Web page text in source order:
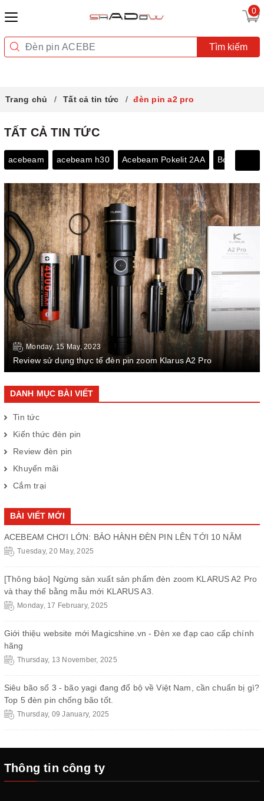
0
Tìm kiếm
Trang chủ Tất cả tin tức đèn pin a2 pro
TẤT CẢ TIN TỨC
acebeam acebeam h30 Acebeam Pokelit 2AA Bóng đèn
Monday, 15 May, 2023
Review sử dụng thực tế đèn pin zoom Klarus A2 Pro
DANH MỤC BÀI VIẾT
Tin tức
Kiến thức đèn pin
Review đèn pin
Khuyến mãi
Cắm trại
BÀI VIẾT MỚI
ACEBEAM CHƠI LỚN: BẢO HÀNH ĐÈN PIN LÊN TỚI 10 NĂM
Tuesday, 20 May, 2025
[Thông báo] Ngừng sản xuất sản phẩm đèn zoom KLARUS A2 Pro
và thay thế bằng mẫu mới KLARUS A3.
Monday, 17 February, 2025
Giới thiệu website mới Magicshine.vn - Đèn xe đạp cao cấp chính
hãng
Thursday, 13 November, 2025
Siêu bão số 3 - bão yagi đang đổ bộ về Việt Nam, cần chuẩn bị gì?
Top 5 đèn pin chống bão tốt.
Thursday, 09 January, 2025
Thông tin công ty